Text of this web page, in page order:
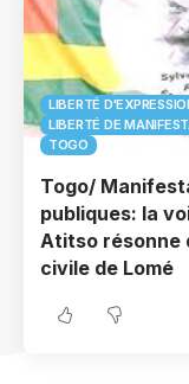
LIBERTÉ
LIBERTÉ DE
TOGO
Togo/
publiques: la
Atitso résonne
civile de Lomé